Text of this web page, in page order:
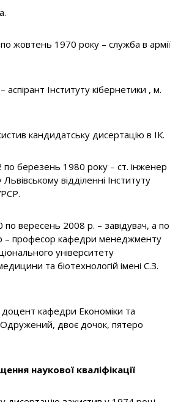
жовтень 1970 року – служба в армії
Інституту кібернетики , м.
кандидатську дисертацію в ІК.
березень 1980 року – ст. інженер
Львівському відділенні Інституту
вересень 2008 р. – завідувач, а по
– професор кафедри менеджменту
університету
та біотехнологій імені С.З.
кафедри Економіки та
двоє дочок, пятеро
наукової кваліфікації